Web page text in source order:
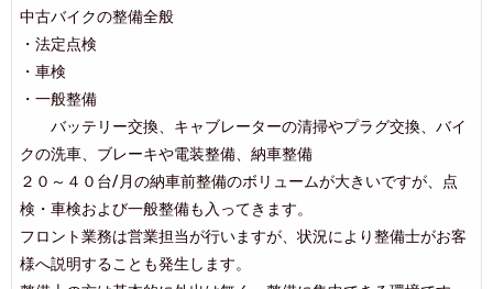
中古バイクの整備全般
・法定点検
・車検
・一般整備
バッテリー交換、キャブレーターの清掃やプラグ交換、バイ
クの洗車、ブレーキや電装整備、納車整備
２０～４０台/月の納車前整備のボリュームが大きいですが、点
検・車検および一般整備も入ってきます。
フロント業務は営業担当が行いますが、状況により整備士がお客
様へ説明することも発生します。